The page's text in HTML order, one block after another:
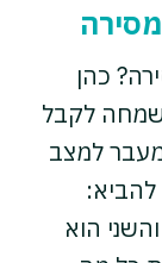
כהן
לקבל
מעבר למצב
להביא:
הוא